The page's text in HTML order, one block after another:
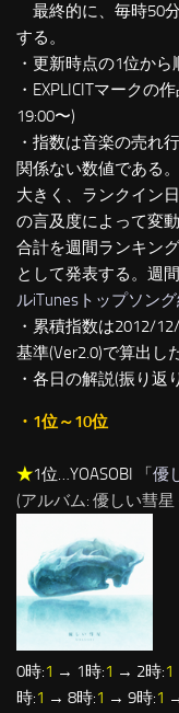
最終的に、毎時50
する。
・更新時点の1位から
・EXPLICITマークの
19:00〜)
・指数は音楽の売れ
関係ない数値である
大きく、ランクイン
の言及度によって変
合計を週間ランキング
として発表する。週
ルiTunesトップソン
・累積指数は2012/
基準(Ver2.0)で算出し
・各日の解説(振り返
・1位～10位
★1位…YOASOBI 「優
(アルバム: 優しい彗星
0時:1 → 1時:1 → 2時:1
時:1 → 8時:1 → 9時:1